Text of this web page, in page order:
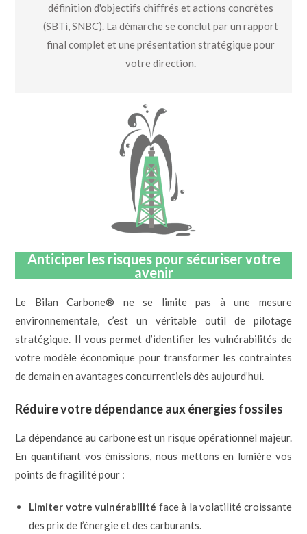
définition d'objectifs chiffrés et actions concrètes
(SBTi, SNBC). La démarche se conclut par un rapport
final complet et une présentation stratégique pour
votre direction.
Anticiper les risques pour sécuriser votre
avenir
Le Bilan Carbone® ne se limite pas à une mesure
environnementale, c’est un véritable outil de pilotage
stratégique. Il vous permet d’identifier les vulnérabilités de
votre modèle économique pour transformer les contraintes
de demain en avantages concurrentiels dès aujourd’hui.
Réduire votre dépendance aux énergies fossiles
La dépendance au carbone est un risque opérationnel majeur.
En quantifiant vos émissions, nous mettons en lumière vos
points de fragilité pour :
Limiter votre vulnérabilité face à la volatilité croissante
des prix de l’énergie et des carburants.